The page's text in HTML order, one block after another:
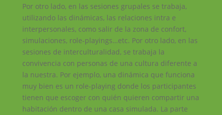
Por otro lado, en las sesiones grupales se trabaja,
utilizando las dinámicas, las relaciones intra e
interpersonales, como salir de la zona de confort,
simulaciones, role-playings…etc. Por otro lado, en las
sesiones de interculturalidad, se trabaja la
convivencia con personas de una cultura diferente a
la nuestra. Por ejemplo, una dinámica que funciona
muy bien es un role-playing donde los participantes
tienen que escoger con quién quieren compartir una
habitación dentro de una casa simulada. La parte